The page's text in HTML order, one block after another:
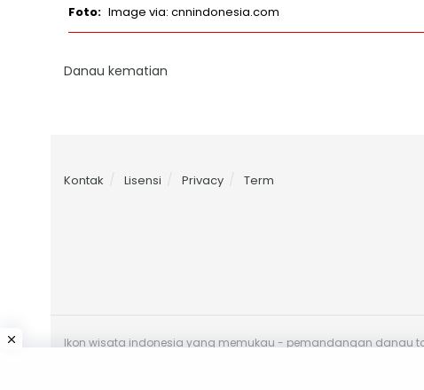
Image via: cnnindonesia.com
Danau kematian
Kontak Lisensi Privacy Term
Ikon wisata indonesia yang memukau - pemandangan danau